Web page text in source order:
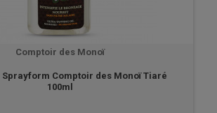
Comptoir des Monoï
Comptoir des Monoï Tiaré
100ml